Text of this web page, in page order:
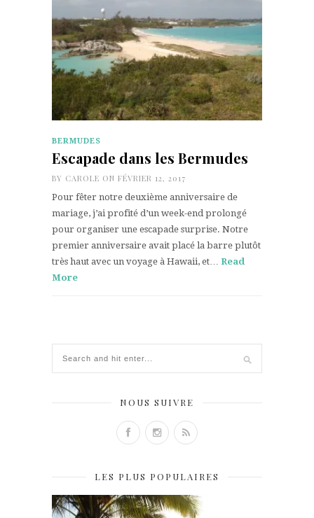
BERMUDES
Escapade dans les Bermudes
BY CAROLE ON FÉVRIER 12, 2017
Pour fêter notre deuxième anniversaire de
mariage, j’ai profité d’un week-end prolongé
pour organiser une escapade surprise. Notre
premier anniversaire avait placé la barre plutôt
très haut avec un voyage à Hawaii, et… Read
More
NOUS SUIVRE
LES PLUS POPULAIRES